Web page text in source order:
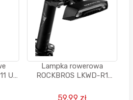
U-
Lampka rowerowa
ROCKBROS LKWD-R1
59.99 zł